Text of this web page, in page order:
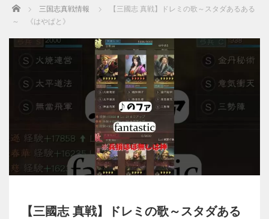
Home 三国志真戦情報
【三國志 真戦】ドレミの歌～スタダあるある
～ 《はやぱと》
【三國志 真戦】ドレミの歌～スタダある